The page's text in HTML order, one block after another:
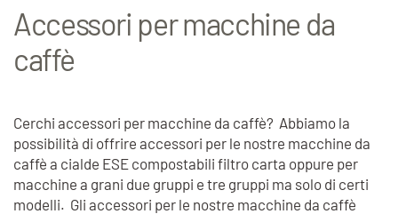
Accessori per macchine da
caffè
Cerchi accessori per macchine da caffè? Abbiamo la
possibilità di offrire accessori per le nostre macchine da
caffè a cialde ESE compostabili filtro carta oppure per
macchine a grani due gruppi e tre gruppi ma solo di certi
modelli. Gli accessori per le nostre macchine da caffè